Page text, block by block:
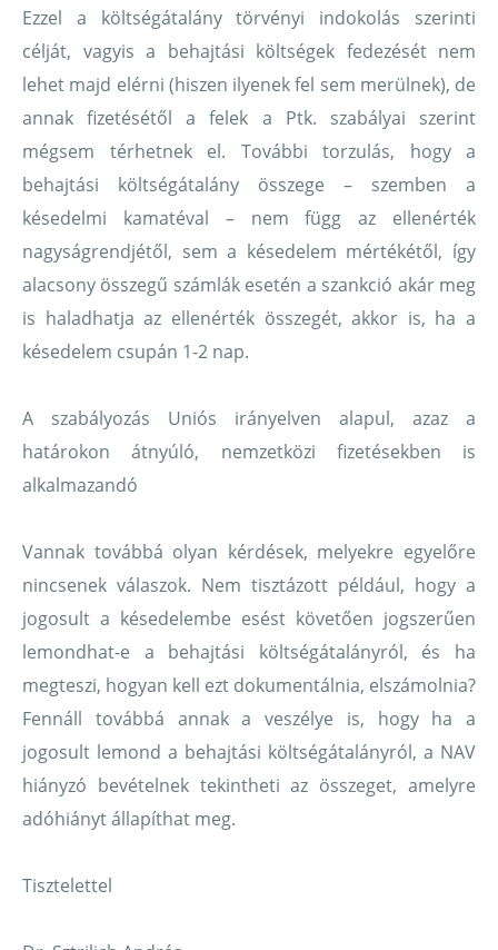
Ezzel a költségátalány törvényi indokolás szerinti
célját, vagyis a behajtási költségek fedezését nem
lehet majd elérni (hiszen ilyenek fel sem merülnek), de
annak fizetésétől a felek a Ptk. szabályai szerint
mégsem térhetnek el. További torzulás, hogy a
behajtási költségátalány összege – szemben a
késedelmi kamatéval – nem függ az ellenérték
nagyságrendjétől, sem a késedelem mértékétől, így
alacsony összegű számlák esetén a szankció akár meg
is haladhatja az ellenérték összegét, akkor is, ha a
késedelem csupán 1-2 nap.
A szabályozás Uniós irányelven alapul, azaz a
határokon átnyúló, nemzetközi fizetésekben is
alkalmazandó
Vannak továbbá olyan kérdések, melyekre egyelőre
nincsenek válaszok. Nem tisztázott például, hogy a
jogosult a késedelembe esést követően jogszerűen
lemondhat-e a behajtási költségátalányról, és ha
megteszi, hogyan kell ezt dokumentálnia, elszámolnia?
Fennáll továbbá annak a veszélye is, hogy ha a
jogosult lemond a behajtási költségátalányról, a NAV
hiányzó bevételnek tekintheti az összeget, amelyre
adóhiányt állapíthat meg.
Tisztelettel